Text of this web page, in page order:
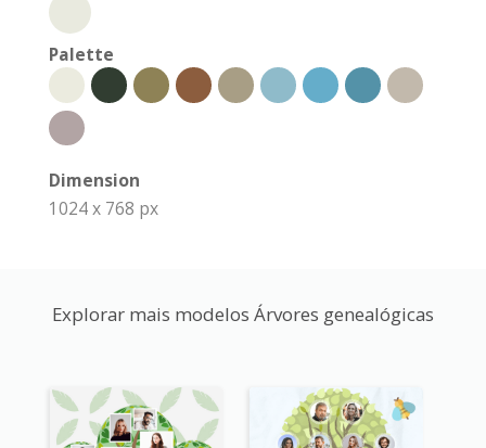
Palette
Dimension
1024 x 768 px
Explorar mais modelos Árvores genealógicas